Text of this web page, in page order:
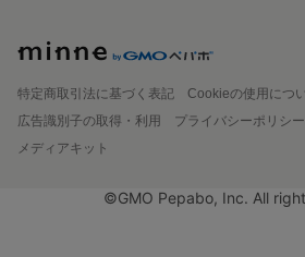
特定商取引法に基づく表記
Cookieの使用につ
広告識別子の取得・利用
プライバシーポリシー
メディアキット
©GMO Pepabo, Inc. All